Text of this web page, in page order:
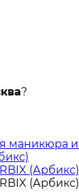
?
маникюра
(Арбикс)